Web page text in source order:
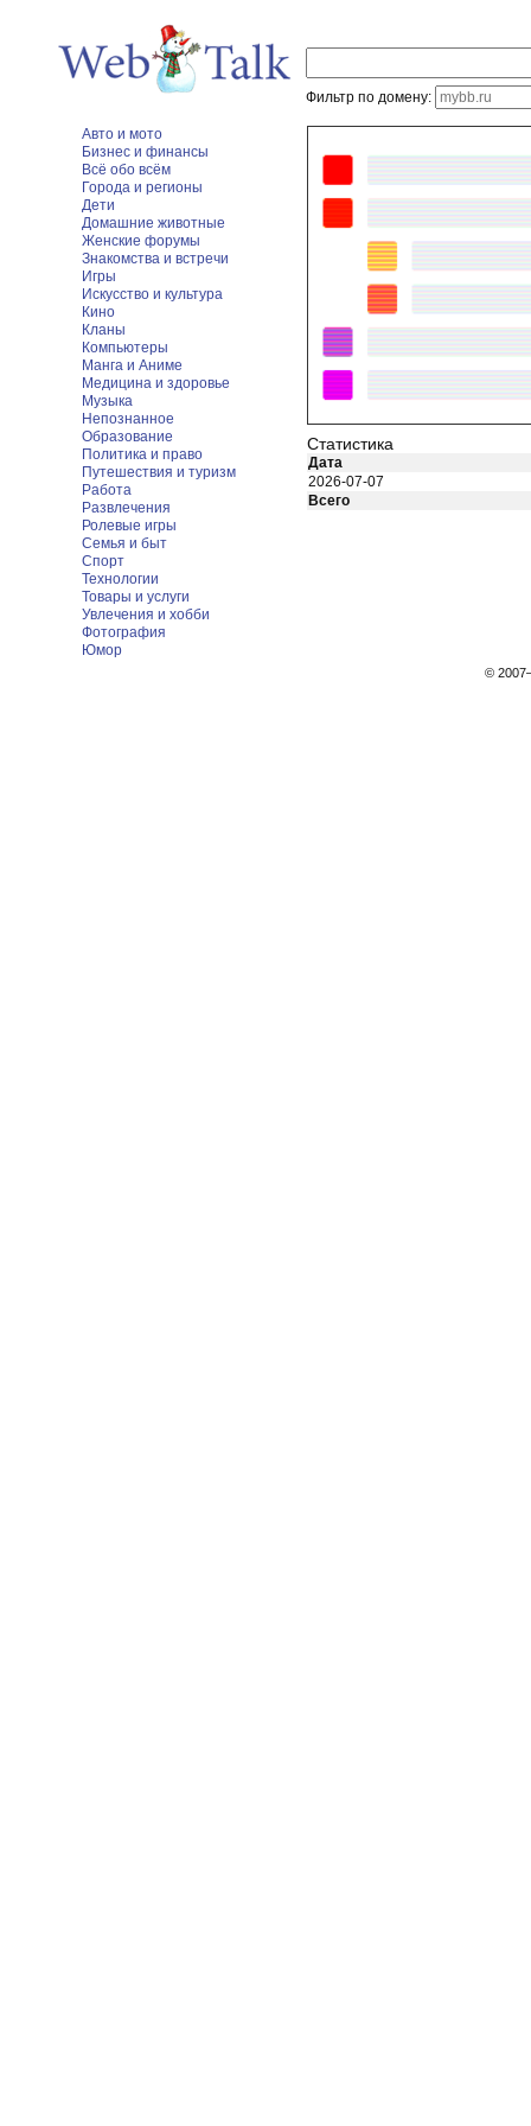
Фильтр по домену:
Авто и мото
Бизнес и финансы
Всё обо всём
Города и регионы
Дети
Домашние животные
Женские форумы
Знакомства и встречи
Игры
Искусство и культура
Кино
Кланы
Компьютеры
Манга и Аниме
Медицина и здоровье
Музыка
Непознанное
Образование
Политика и право
Путешествия и туризм
Работа
Развлечения
Ролевые игры
Семья и быт
Спорт
Технологии
Товары и услуги
Увлечения и хобби
Фотография
Юмор
Статистика
Дата
2026-07-07
Всего
©